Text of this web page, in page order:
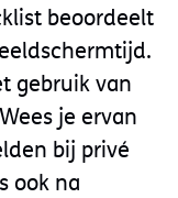
beoordeelt
gebruik van
je ervan
bij privé
ook na